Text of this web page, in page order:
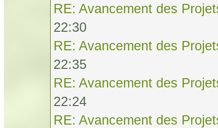
RE: Avancement des
22:30
RE: Avancement des
22:35
RE: Avancement des
22:24
RE: Avancement des